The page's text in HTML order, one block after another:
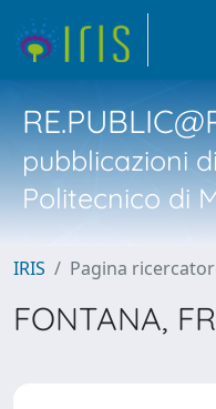
pubblicazioni
Politecnico di
IRIS Pagina
FONTANA,